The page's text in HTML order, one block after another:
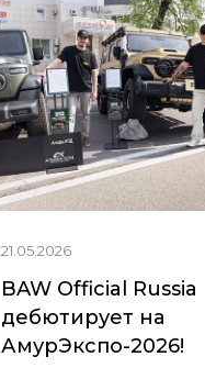
21.05.2026
BAW Official Russia
дебютирует на
АмурЭкспо-2026!